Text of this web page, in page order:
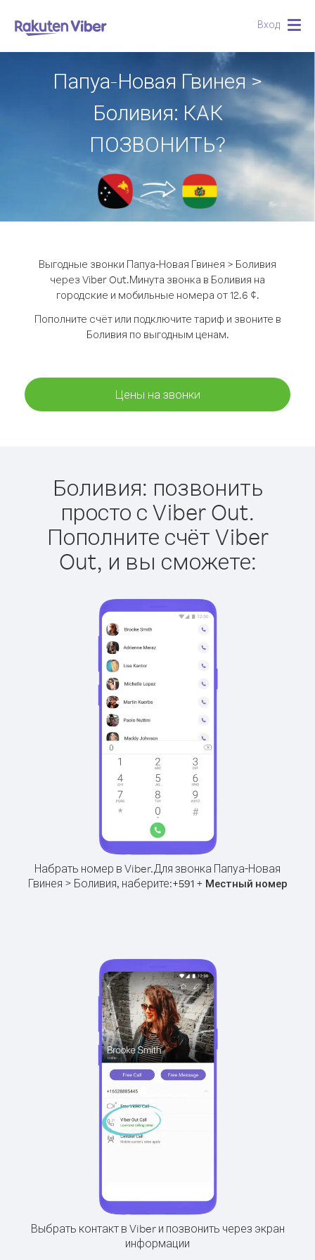
Вход
Папуа-Новая Гвинея >
Боливия: КАК
ПОЗВОНИТЬ?
Выгодные звонки Папуа-Новая Гвинея > Боливия
через Viber Out.Минута звонка в Боливия на
городские и мобильные номера от 12.6 ¢.
Пополните счёт или подключите тариф и звоните в
Боливия по выгодным ценам.
Цены на звонки
Боливия: позвонить
просто с Viber Out.
Пополните счёт Viber
Out, и вы сможете:
Набрать номер в Viber.Для звонка Папуа-Новая
Гвинея > Боливия, наберите:+591+ Местный номер
Выбрать контакт в Viber и позвонить через экран
информации